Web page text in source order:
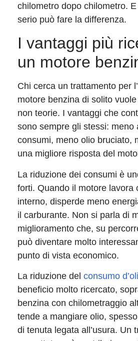
chilometro dopo chilometro.
serio può fare la differenza.
I vantaggi più
un motore
Chi cerca un trattamento per
motore benzina di solito
non teorie. I vantaggi che
sono sempre gli stessi: meno
consumi, meno olio bruciato,
una migliore risposta del
La riduzione dei consumi è
forti. Quando il motore lavora
interno, disperde meno
il carburante. Non si parla di
miglioramento che, su
può diventare molto
punto di vista economico.
La riduzione del consumo
beneficio molto ricercato,
benzina con chilometraggio
tende a mangiare olio,
di tenuta legata all’usura. Un